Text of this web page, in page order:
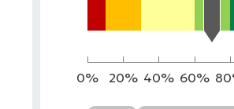
0% 20% 40% 60%